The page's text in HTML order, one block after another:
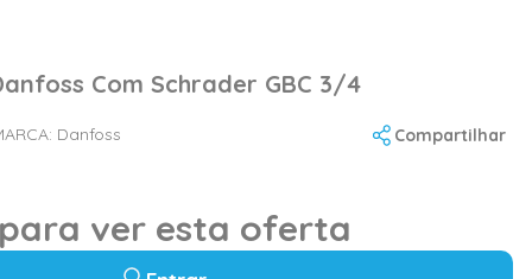
Com Schrader GBC 3/4
Danfoss Compartilhar
ver esta oferta